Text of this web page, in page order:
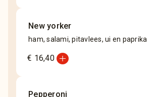
New yorker
ham, salami, pitavlees, ui en paprika
€ 16,40add_circle
Pepperoni